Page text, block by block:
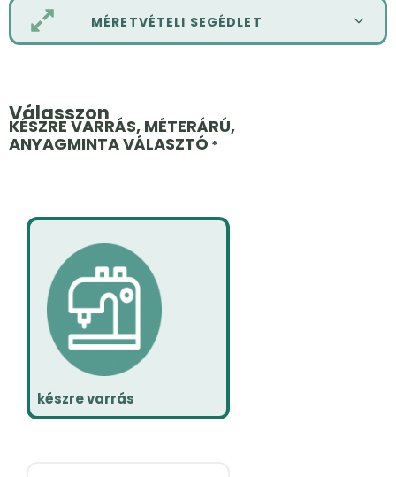
MÉRETVÉTELI SEGÉDLET
Válasszon
KÉSZRE VARRÁS, MÉTERÁRÚ,
ANYAGMINTA VÁLASZTÓ *
készre varrás